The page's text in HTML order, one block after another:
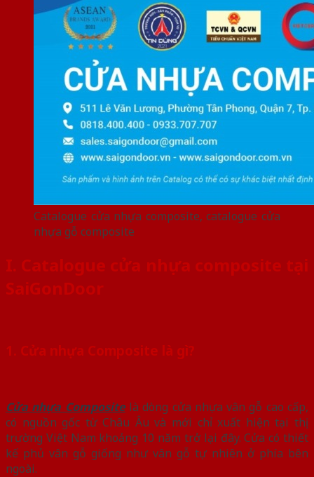
Catalogue cửa nhựa composite, catalogue cửa
nhựa gỗ composite
I. Catalogue cửa nhựa composite tại
SaiGonDoor
1. Cửa nhựa Composite là gì?
Cửa nhựa Compositelà dòng cửa nhựa vân gỗ cao cấp,
có nguồn gốc từ Châu Âu và mới chỉ xuất hiện tại thị
trường Việt Nam khoảng 10 năm trở lại đây. Cửa có thiết
kế phủ vân gỗ giống như vân gỗ tự nhiên ở phía bên
ngoài.